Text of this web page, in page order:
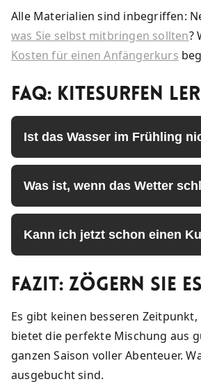
Alle Materialien sind inbegriffen:
was Sie selbst mitbringen sollten?
Kosten für einen Anfängerkurs
FAQ: Kitesurfen
Ist das Wasser im Frühling
Was ist, wenn das Wetter
Kann ich jetzt schon einen
Fazit: Zögern Sie
Es gibt keinen besseren
bietet die perfekte Mischung aus
ganzen Saison voller Abenteuer.
ausgebucht sind.